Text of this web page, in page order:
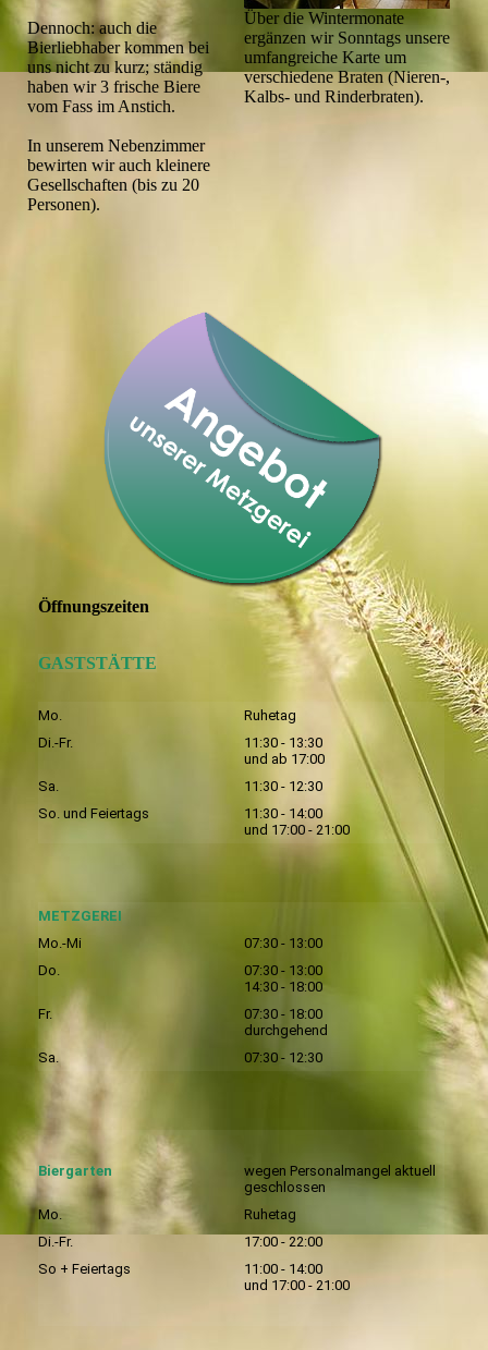
Dennoch: auch die
Bierliebhaber kommen bei
uns nicht zu kurz; ständig
haben wir 3 frische Biere
vom Fass im Anstich.
In unserem Nebenzimmer
bewirten wir auch kleinere
Gesellschaften (bis zu 20
Personen).
Über die Wintermonate
ergänzen wir Sonntags unsere
umfangreiche Karte um
verschiedene Braten (Nieren-,
Kalbs- und Rinderbraten).
Öffnungszeiten
GASTSTÄTTE
Mo.
Ruhetag
Di.-Fr.
11:30 - 13:30
und ab 17:00
Sa.
11:30 - 12:30
So. und Feiertags
11:30 - 14:00
und 17:00 - 21:00
METZGEREI
Mo.-Mi
07:30 - 13:00
Do.
07:30 - 13:00
14:30 - 18:00
Fr.
07:30 - 18:00
durchgehend
Sa.
07:30 - 12:30
Biergarten
wegen Personalmangel aktuell
geschlossen
Mo.
Ruhetag
Di.-Fr.
17:00 - 22:00
So + Feiertags
11:00 - 14:00
und 17:00 - 21:00